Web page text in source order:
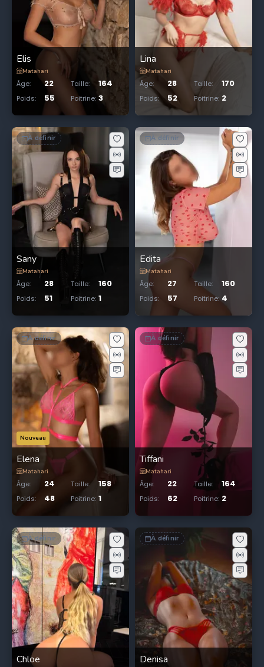
Elis
Matahari
Âge: 22 Taille: 164
Poids: 55 Poitrine: 3
Lina
Matahari
Âge: 28 Taille: 170
Poids: 52 Poitrine: 2
À définir
Sany
Matahari
Âge: 28 Taille: 160
Poids: 51 Poitrine: 1
À définir
Edita
Matahari
Âge: 27 Taille: 160
Poids: 57 Poitrine: 4
Nouveau
À définir
Elena
Matahari
Âge: 24 Taille: 158
Poids: 48 Poitrine: 1
À définir
Tiffani
Matahari
Âge: 22 Taille: 164
Poids: 62 Poitrine: 2
À définir
Chloe
À définir
Denisa